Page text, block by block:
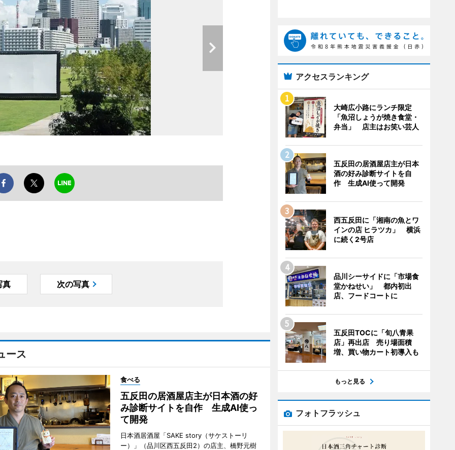
真 次の写真
ース
食べる
五反田の居酒屋店主が日本酒の好
み診断サイトを自作 生成AI使っ
て開発
日本酒居酒屋「SAKE story（サケストーリ
ー）」（品川区西五反田2）の店主、橋野元樹
アクセスランキング
大崎広小路にランチ限定
「魚沼しょうが焼き食堂・
弁当」 店主はお笑い芸人
五反田の居酒屋店主が日本
酒の好み診断サイトを自
作 生成AI使って開発
西五反田に「湘南の魚とワ
インの店 ヒラツカ」 横浜
に続く2号店
品川シーサイドに「市場食
堂かねせい」 都内初出
店、フードコートに
五反田TOCに「旬八青果
店」再出店 売り場面積
増、買い物カート初導入も
もっと見る
フォトフラッシュ